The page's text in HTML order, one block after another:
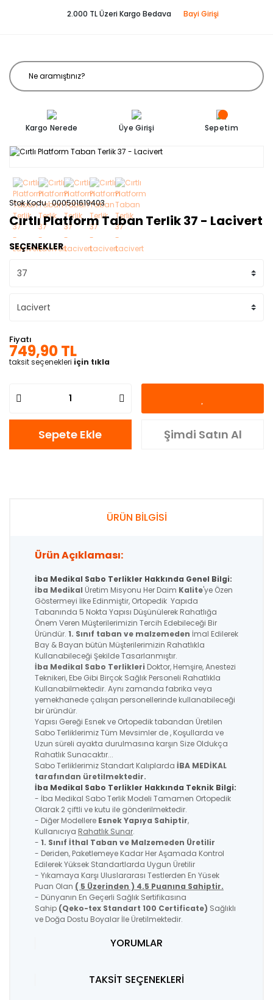
2.000 TL Üzeri Kargo Bedava Bayi Girişi
Kargo Nerede Üye Girişi Sepetim
Stok Kodu 000501619403
Cırtlı Platform Taban Terlik 37 - Lacivert
SEÇENEKLER
Fiyatı
749,90 TL
taksit seçenekleri için tıkla
Sepete Ekle Şimdi Satın Al
ÜRÜN BİLGİSİ
Ürün Açıklaması:
İba Medikal Sabo Terlikler Hakkında Genel Bilgi:
İba Medikal Üretim Misyonu Her Daim Kalite'ye Özen
Göstermeyi İlke Edinmiştir, Ortopedik Yapıda
Tabanında 5 Nokta Yapısı Düşünülerek Rahatlığa
Önem Veren Müşterilerimizin Tercih Edebileceği Bir
Üründür. 1. Sınıf taban ve malzemeden İmal Edilerek
Bay & Bayan bütün Müşterilerimizin Rahatlıkla
Kullanabileceği Şekilde Tasarlanmıştır.
İba Medikal Sabo Terlikleri Doktor, Hemşire, Anestezi
Teknikeri, Ebe Gibi Birçok Sağlık Personeli Rahatlıkla
Kullanabilmektedir. Aynı zamanda fabrika veya
yemekhanede çalışan personellerinde kullanabileceği
bir üründür.
Yapısı Gereği Esnek ve Ortopedik tabandan Üretilen
Sabo Terliklerimiz Tüm Mevsimler de , Koşullarda ve
Uzun süreli ayakta durulmasına karşın Size Oldukça
Rahatlık Sunacaktır...
Sabo Terliklerimiz Standart Kalıplarda İBA MEDİKAL
tarafından üretilmektedir.
İba Medikal Sabo Terlikler Hakkında Teknik Bilgi:
- İba Medikal Sabo Terlik Modeli Tamamen Ortopedik
Olarak 2 çiftli ve kutu ile gönderilmektedir.
- Diğer Modellere Esnek Yapıya Sahiptir,
Kullanıcıya Rahatlık Sunar.
- 1. Sınıf İthal Taban ve Malzemeden Üretilir
- Deriden, Paketlemeye Kadar Her Aşamada Kontrol
Edilerek Yüksek Standartlarda Uygun Üretilir
- Yıkamaya Karşı Uluslararası Testlerden En Yüsek
Puan Olan ( 5 Üzerinden ) 4.5 Puanına Sahiptir.
- Dünyanın En Geçerli Sağlık Sertifikasına
Sahip (Qeko-tex Standart 100 Certificate) Sağlıklı
ve Doğa Dostu Boyalar İle Üretilmektedir.
YORUMLAR
TAKSİT SEÇENEKLERİ